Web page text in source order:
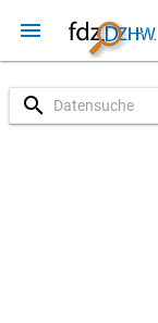
menu
search